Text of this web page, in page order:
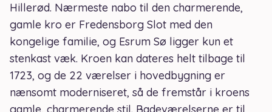
Hillerød. Nærmeste nabo til den charmerende,
gamle kro er Fredensborg Slot med den
kongelige familie, og Esrum Sø ligger kun et
stenkast væk. Kroen kan dateres helt tilbage til
1723, og de 22 værelser i hovedbygning er
nænsomt moderniseret, så de fremstår i kroens